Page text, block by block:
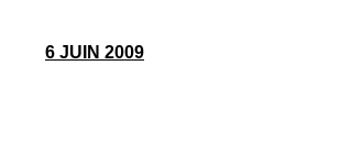
6 JUIN 2009